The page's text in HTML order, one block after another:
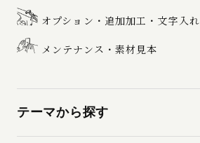
オプション・追加加工・文字入れ
メンテナンス・素材見本
テーマから探す